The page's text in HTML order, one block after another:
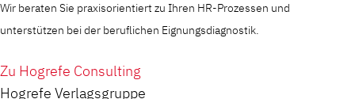
Wir beraten Sie praxisorientiert zu Ihren HR-Prozessen und
unterstützen bei der beruflichen Eignungsdiagnostik.
Zu Hogrefe Consulting
Hogrefe Verlagsgruppe